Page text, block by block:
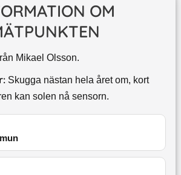
OM
Mikael Olsson.
Skugga nästan hela året om, kort
kan solen nå sensorn.